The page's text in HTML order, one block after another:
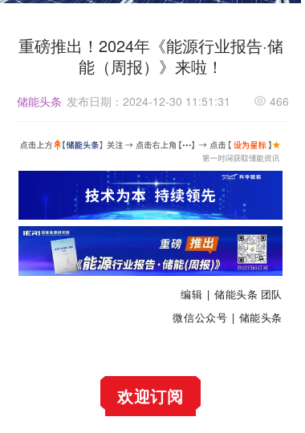
重磅推出！2024年《能源行业报告·储
能（周报）》来啦！
储能头条 发布日期：2024-12-30 11:51:31 466
编辑 | 储能头条 团队
微信公众号 | 储能头条
欢迎订阅